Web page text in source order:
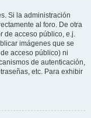
Si la administración
al foro. De otra
de acceso público, e.j.
imágenes que se
acceso público) ni
de autenticación,
etc. Para exhibir